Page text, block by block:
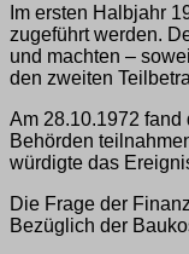
Im ersten Halbjahr
zugeführt werden.
und machten –
den zweiten
Am 28.10.1972
Behörden
würdigte das
Die Frage der
Bezüglich der